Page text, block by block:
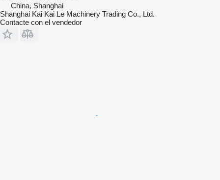
China, Shanghai
Shanghai Kai Kai Le Machinery Trading Co., Ltd.
Contacte con el vendedor